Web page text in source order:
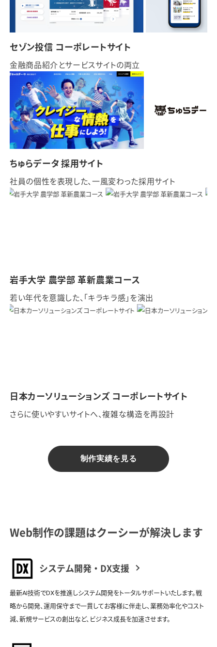
セゾン投信 コーポレートサイト
金融商品紹介とサービスサイトの両立
ちゅらデータ 採用サイト
社員の個性を表現した、一風変わった採用サイト
岩手大学 農学部 革新農業コース
若い年代を意識した、「キラキラ感」を演出
日本カーソリューションズ コーポレートサイト
さらに使いやすいサイトへ、複雑な構造を再設計
制作実績を見る
Web制作の課題はクーシーが解決します
システム開発・DX支援
最新AI技術でDXを推進しシステム開発をトータルサポートいたします。戦
略から開発、運用保守まで一貫してお客様に伴走し、業務効率化やコスト
減、新規サービスの創出など、ビジネス成長を加速させます。